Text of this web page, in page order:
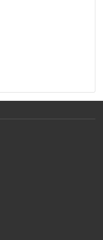
ースである Weaviate を
RAG のシステムを構築し
Notion。 テンプレート
、これから発売する本
えば自作アプリとの連